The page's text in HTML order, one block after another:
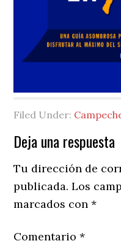
Filed Under:
Reader
Interactions
Deja una respuesta
Tu dirección de
publicada. Los
marcados con*
Comentario*